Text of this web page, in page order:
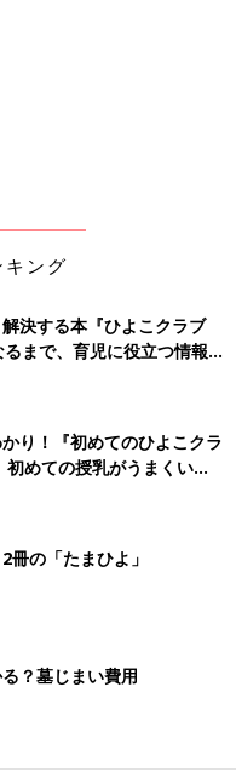
手伝いは、まかせて♪
んのきょうだい子育て～
ゆめこ（仮）ちゃん」の
々を、毎月お届けしま
、長男の通称“まめ”ちゃ
ム
気に。フォロワーは現在
ング
決する本『ひよこクラブ
まで、育児に役立つ情報が
り！『初めてのひよこクラ
めての授乳がうまくい
本と夏のトラブル 解決テ
冊の「たまひよ」
？墓じまい費用